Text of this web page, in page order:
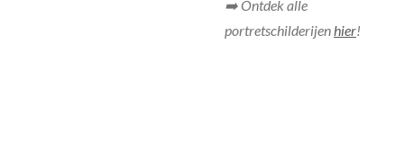
➡️ Ontdek alle
portretschilderijenhier!